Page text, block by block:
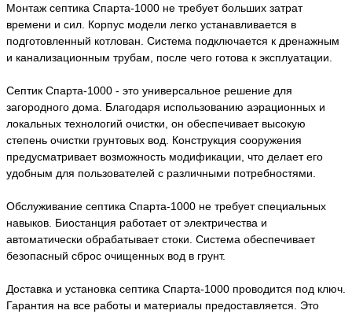
Монтаж септика Спарта-1000 не требует больших затрат
времени и сил. Корпус модели легко устанавливается в
подготовленный котлован. Система подключается к дренажным
и канализационным трубам, после чего готова к эксплуатации.
Септик Спарта-1000 - это универсальное решение для
загородного дома. Благодаря использованию аэрационных и
локальных технологий очистки, он обеспечивает высокую
степень очистки грунтовых вод. Конструкция сооружения
предусматривает возможность модификации, что делает его
удобным для пользователей с различными потребностями.
Обслуживание септика Спарта-1000 не требует специальных
навыков. Биостанция работает от электричества и
автоматически обрабатывает стоки. Система обеспечивает
безопасный сброс очищенных вод в грунт.
Доставка и установка септика Спарта-1000 проводится под ключ.
Гарантия на все работы и материалы предоставляется. Это